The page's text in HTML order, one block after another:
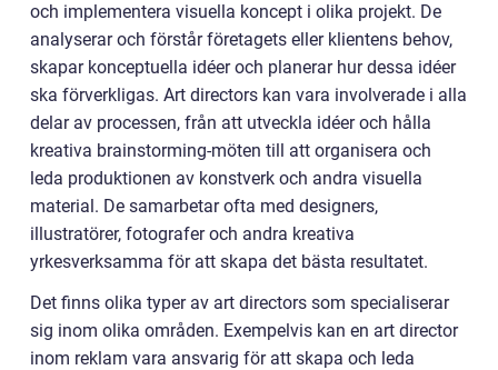
och implementera visuella koncept i olika projekt. De
analyserar och förstår företagets eller klientens behov,
skapar konceptuella idéer och planerar hur dessa idéer
ska förverkligas. Art directors kan vara involverade i alla
delar av processen, från att utveckla idéer och hålla
kreativa brainstorming-möten till att organisera och
leda produktionen av konstverk och andra visuella
material. De samarbetar ofta med designers,
illustratörer, fotografer och andra kreativa
yrkesverksamma för att skapa det bästa resultatet.
Det finns olika typer av art directors som specialiserar
sig inom olika områden. Exempelvis kan en art director
inom reklam vara ansvarig för att skapa och leda